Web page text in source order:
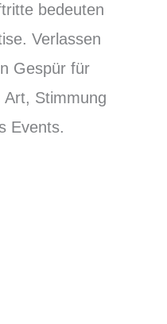
bedeuten
Verlassen
Gespür für
Art, Stimmung
Events.